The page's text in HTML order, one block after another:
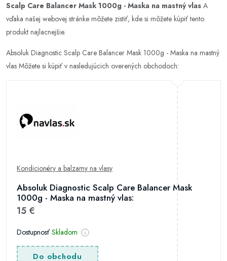
Scalp Care Balancer Mask 1000g - Maska na mastný vlas A
vďaka našej webovej stránke môžete zistiť, kde si môžete kúpiť tento
produkt najlacnejšie.
Absoluk Diagnostic Scalp Care Balancer Mask 1000g - Maska na mastný
vlas Môžete si kúpiť v nasledujúcich overených obchodoch:
Kondicionéry a balzamy na vlasy
Absoluk Diagnostic Scalp Care Balancer Mask
1000g - Maska na mastný vlas:
15 €
Dostupnosť Skladom
Do obchodu